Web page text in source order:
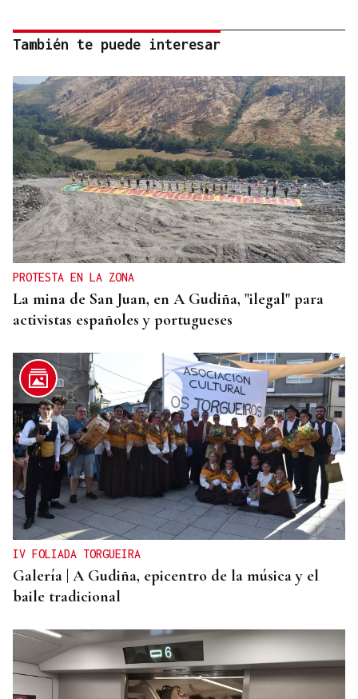
También te puede interesar
PROTESTA EN LA ZONA
La mina de San Juan, en A Gudiña, "ilegal" para
activistas españoles y portugueses
IV FOLIADA TORGUEIRA
Galería | A Gudiña, epicentro de la música y el
baile tradicional